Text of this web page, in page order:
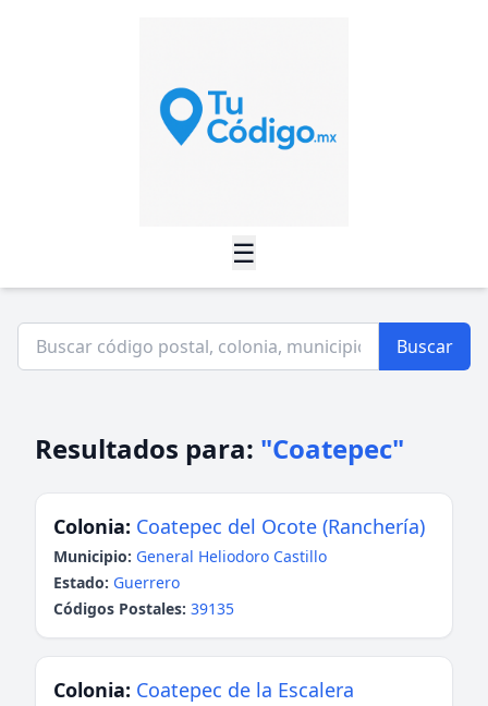
☰
Buscar
Resultados para: "Coatepec"
Colonia: Coatepec del Ocote (Ranchería)
Municipio: General Heliodoro Castillo
Estado: Guerrero
Códigos Postales: 39135
Colonia: Coatepec de la Escalera